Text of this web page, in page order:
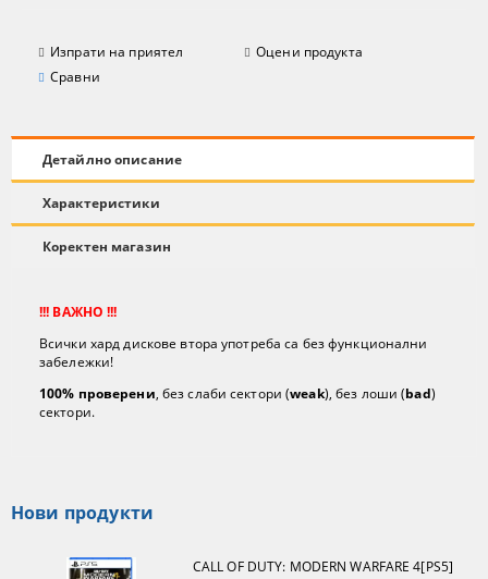
Изпрати на приятел
Оцени продукта
Сравни
Детайлно описание
Характеристики
Коректен магазин
!!! ВАЖНО !!!
Всички хард дискове втора употреба са без функционални
забележки!
100% проверени, без слаби сектори (weak), без лоши (bad)
сектори.
Нови продукти
CALL OF DUTY: MODERN WARFARE 4[PS5]